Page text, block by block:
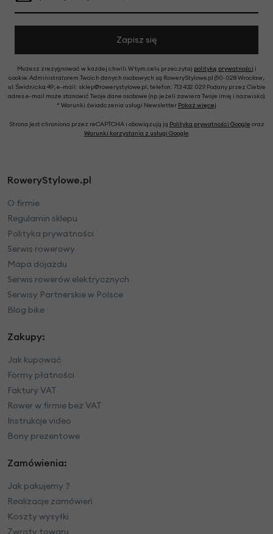
Zapisz się
Możesz zrezygnować w każdej chwili. W tym celu przeczytaj politykę prywatności i
cookie. Administratorem Twoich danych osobowych są RoweryStylowe.pl (50-028 Wrocław,
ul. Świdnicka 49; e-mail: sklep@rowerystylowe.pl, telefon: 713 432 029. Podany przez Ciebie
adres e-mail może stanowić Twoje dane osobowe (np. jeżeli zawiera Twoje imię i nazwisko).
* Warunki świadczenia usługi Newsletter Pokaż więcej
Strona jest chroniona przez reCAPTCHA i obowiązują ją Polityka prywatności Google oraz
Warunki korzystania z usługi Google.
RoweryStylowe.pl
O firmie
Regulamin sklepu
Polityka prywatności
Serwis rowerowy
Mapa dojazdu
Serwis rowerów elektrycznych
Serwisy Partnerskie w Polsce
Blog bike
Zakupy:
Jak kupować
Formy płatności
Faktury VAT
Rower w firmie bez VAT
Instrukcje video
Bony prezentowe
Zamówienia:
Jak pakujemy ?
Realizacje zamówień
Koszty wysyłki
Zwroty towaru